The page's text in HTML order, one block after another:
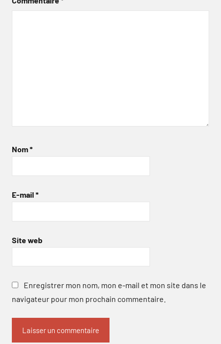
Nom*
E-mail *
Site web
Enregistrer mon nom, mon e-mail et mon site dans le
navigateur pour mon prochain commentaire.